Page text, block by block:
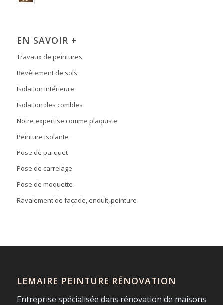
EN SAVOIR +
Travaux de peintures
Revêtement de sols
Isolation intérieure
Isolation des combles
Notre expertise comme plaquiste
Peinture isolante
Pose de parquet
Pose de carrelage
Pose de moquette
Ravalement de façade, enduit, peinture
LEMAIRE PEINTURE RÉNOVATION
Entreprise spécialisée dans rénovation de maisons